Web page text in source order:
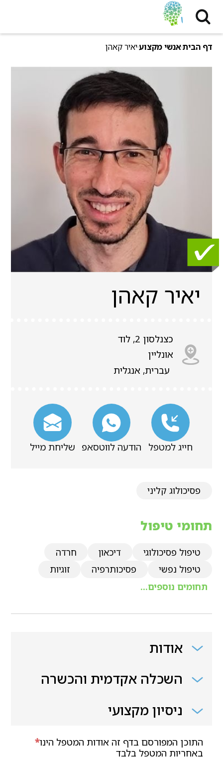
דף הביתאנשי מקצועיאיר קאהן
יאיר קאהן
כצנלסון 2, לוד
אונליין
עברית, אנגלית
חייג למטפל הודעה לווטסאפ שליחת מייל
פסיכולוג קליני
תחומי טיפול
טיפול פסיכולוגי דיכאון
חרדה
טיפול נפשי
פסיכותרפיה
זוגיות
תחומים נוספים...
אודות
השכלה אקדמית והכשרה
ניסיון מקצועי
*התוכן המפורסם בדף זה אודות המטפל הינו
באחריות המטפל בלבד